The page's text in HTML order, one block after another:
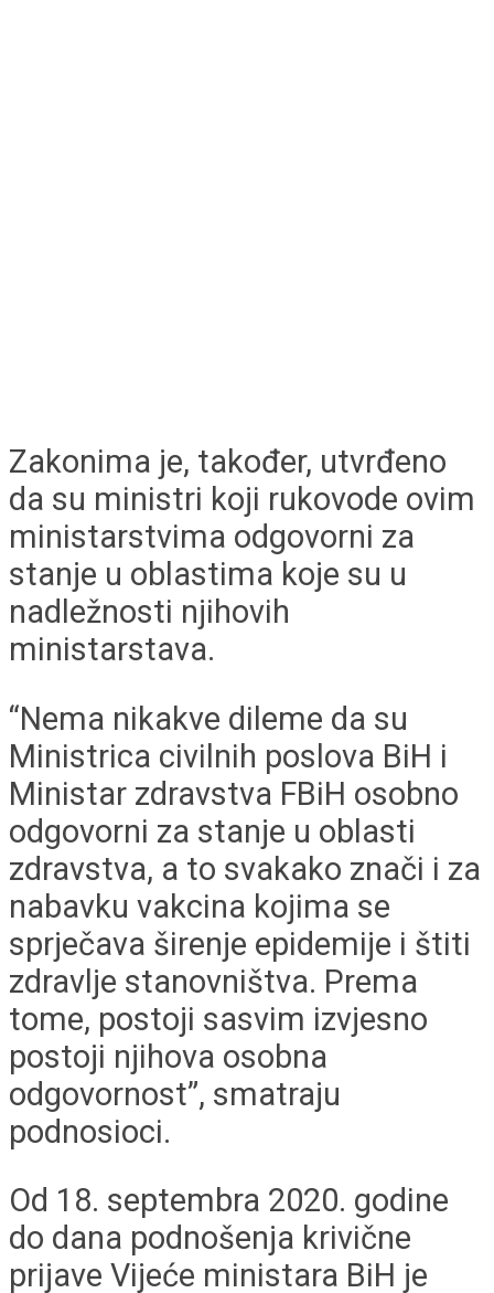
Zakonima je, također, utvrđeno
da su ministri koji rukovode ovim
ministarstvima odgovorni za
stanje u oblastima koje su u
nadležnosti njihovih
ministarstava.
“Nema nikakve dileme da su
Ministrica civilnih poslova BiH i
Ministar zdravstva FBiH osobno
odgovorni za stanje u oblasti
zdravstva, a to svakako znači i za
nabavku vakcina kojima se
sprječava širenje epidemije i štiti
zdravlje stanovništva. Prema
tome, postoji sasvim izvjesno
postoji njihova osobna
odgovornost”, smatraju
podnosioci.
Od 18. septembra 2020. godine
do dana podnošenja krivične
prijave Vijeće ministara BiH je